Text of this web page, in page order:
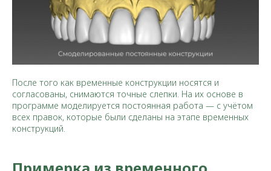
После того как временные конструкции носятся и
согласованы, снимаются точные слепки. На их основе в
программе моделируется постоянная работа — с учётом
всех правок, которые были сделаны на этапе временных
конструкций.